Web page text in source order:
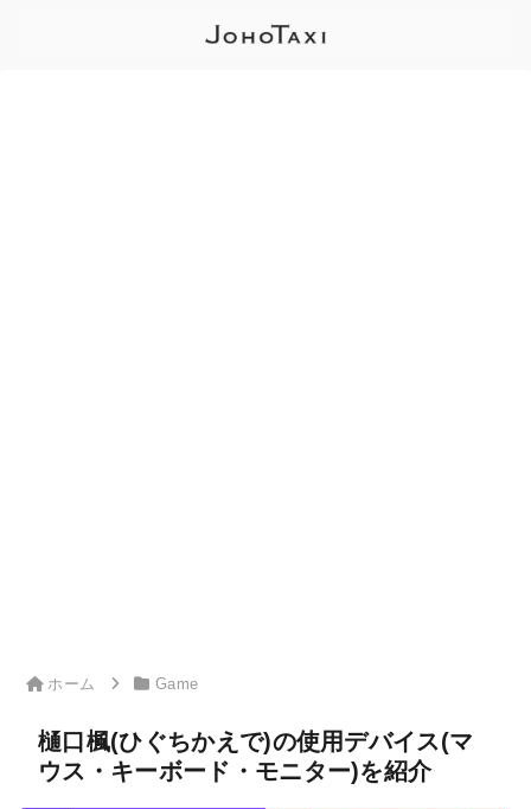
ホーム Game
樋口楓(ひぐちかえで)の使用デバイス(マ
ウス・キーボード・モニター)を紹介